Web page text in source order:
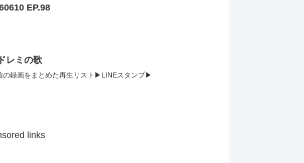
EP.98
レミの歌
録画をまとめた再生リスト▶LINEスタンプ▶
links